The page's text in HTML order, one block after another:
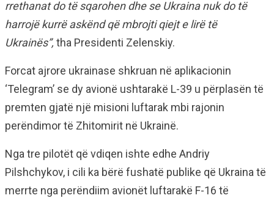
rrethanat do të sqarohen dhe se Ukraina nuk do të
harrojë kurrë askënd që mbrojti qiejt e lirë të
Ukrainës”, tha Presidenti Zelenskiy.
Forcat ajrore ukrainase shkruan në aplikacionin
‘Telegram’ se dy avionë ushtarakë L-39 u përplasën të
premten gjatë një misioni luftarak mbi rajonin
perëndimor të Zhitomirit në Ukrainë.
Nga tre pilotët që vdiqen ishte edhe Andriy
Pilshchykov, i cili ka bërë fushatë publike që Ukraina të
merrte nga perëndiim avionët luftarakë F-16 të